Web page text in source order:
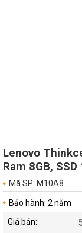
Lenovo
Ram 8GB, SSD
Mã SP: M10A8
Bảo hành: 2 năm
Giá bán: